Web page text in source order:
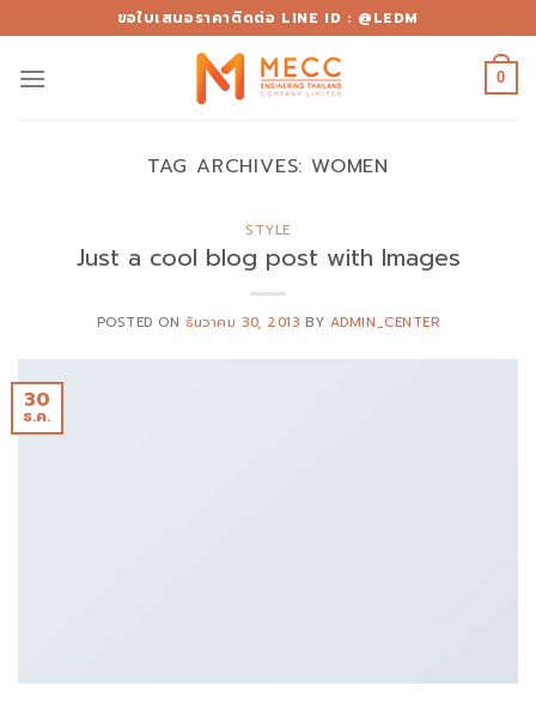
to
content
ขอใบเสนอราคาติดต่อ LINE ID : @LEDM
0
TAG ARCHIVES: WOMEN
STYLE
Just a cool blog post with Images
POSTED ON ธันวาคม 30, 2013 BY ADMIN_CENTER
30
ธ.ค.